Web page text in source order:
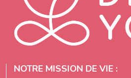
NOTRE MISSION DE VIE :